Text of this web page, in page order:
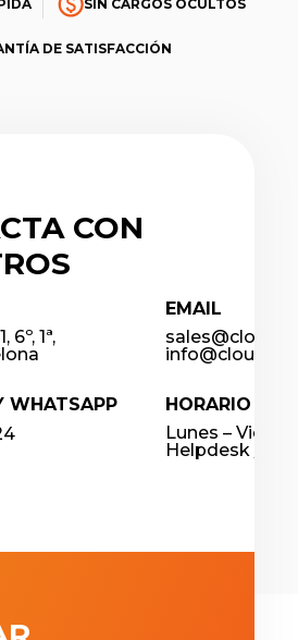
SIN CARGOS OCULTOS
DE SATISFACCIÓN
CON
6º, 1ª,
EMAIL
WHATSAPP
HORARIO DE
Lunes –
Helpdesk /